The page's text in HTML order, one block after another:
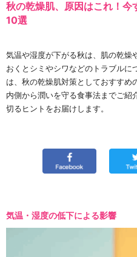
秋の乾燥肌、原因はこれ！
10選
気温や湿度が下がる秋は、肌の乾燥
おくとシミやシワなどのトラブルに
は、秋の乾燥肌対策としておすすめ
内側から潤いを守る食事法までご紹
切るヒントをお届けします。
気温・湿度の低下による影響